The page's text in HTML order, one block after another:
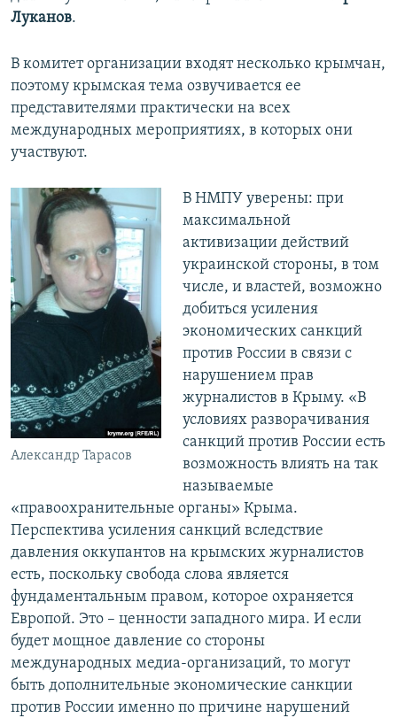
Луканов.
В комитет организации входят несколько крымчан,
поэтому крымская тема озвучивается ее
представителями практически на всех
международных мероприятиях, в которых они
участвуют.
Александр Тарасов
В НМПУ уверены: при
максимальной
активизации действий
украинской стороны, в том
числе, и властей, возможно
добиться усиления
экономических санкций
против России в связи с
нарушением прав
журналистов в Крыму. «В
условиях разворачивания
санкций против России есть
возможность влиять на так
называемые
«правоохранительные органы» Крыма.
Перспектива усиления санкций вследствие
давления оккупантов на крымских журналистов
есть, поскольку свобода слова является
фундаментальным правом, которое охраняется
Европой. Это – ценности западного мира. И если
будет мощное давление со стороны
международных медиа-организаций, то могут
быть дополнительные экономические санкции
против России именно по причине нарушений